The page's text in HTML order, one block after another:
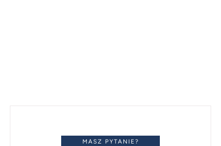
MASZ PYTANIE?